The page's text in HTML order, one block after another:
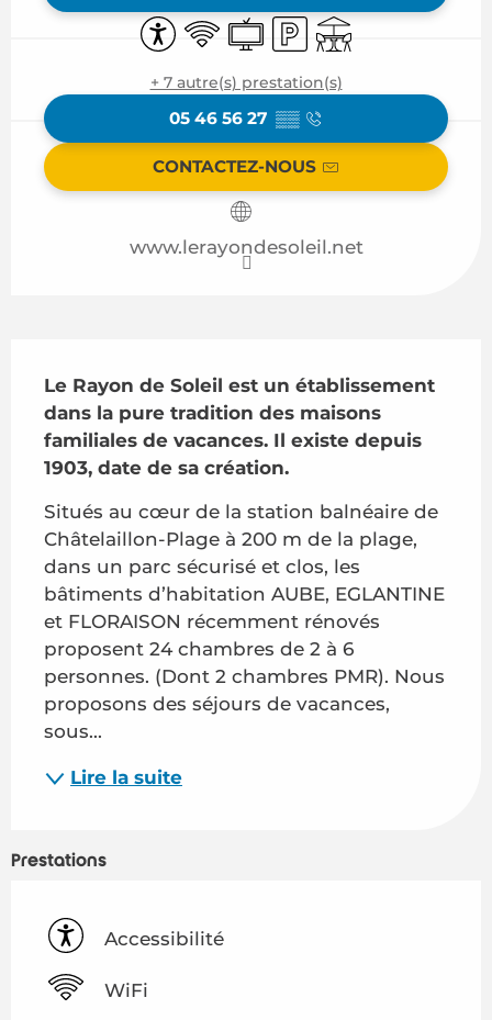
Accessibilité
WiFi Télévision
ParkingTerrasse
+ 7 autre(s) prestation(s)
05 46 56 27 ▒▒
CONTACTEZ-NOUS
www.lerayondesoleil.net
Le Rayon de Soleil est un établissement
dans la pure tradition des maisons
familiales de vacances. Il existe depuis
1903, date de sa création.
Situés au cœur de la station balnéaire de
Châtelaillon-Plage à 200 m de la plage,
dans un parc sécurisé et clos, les
bâtiments d’habitation AUBE, EGLANTINE
et FLORAISON récemment rénovés
proposent 24 chambres de 2 à 6
personnes. (Dont 2 chambres PMR). Nous
proposons des séjours de vacances,
sous...
Lire la suite
Prestations
Accessibilité
WiFi